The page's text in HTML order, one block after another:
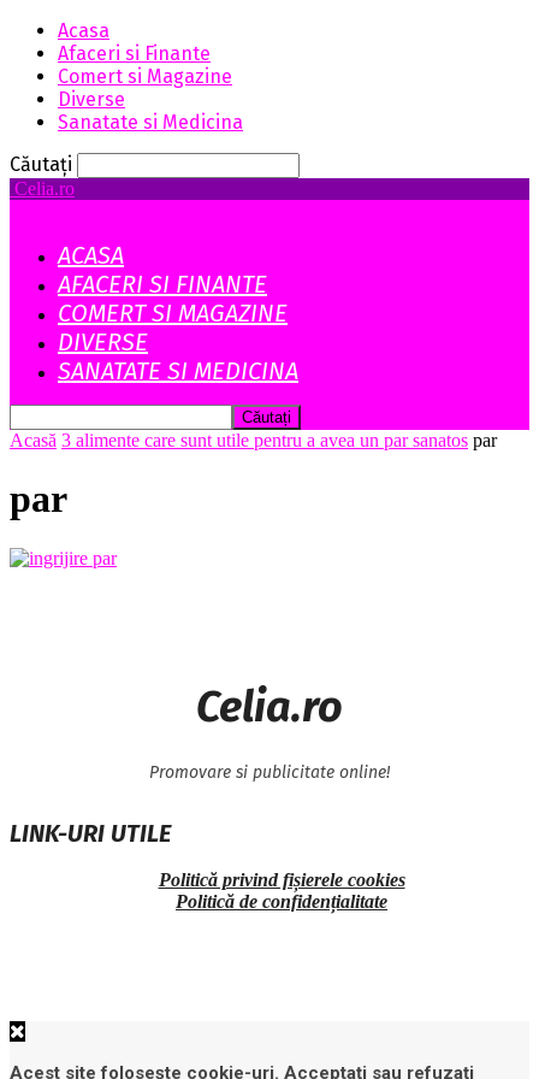
Acasa
Afaceri si Finante
Comert si Magazine
Diverse
Sanatate si Medicina
Căutați
Celia.ro
ACASA
AFACERI SI FINANTE
COMERT SI MAGAZINE
DIVERSE
SANATATE SI MEDICINA
Acasă 3 alimente care sunt utile pentru a avea un par sanatos par
par
Celia.ro
Promovare si publicitate online!
LINK-URI UTILE
Politică privind fișierele cookies
Politică de confidențialitate
Acest site folosește cookie-uri. Acceptați sau refuzați